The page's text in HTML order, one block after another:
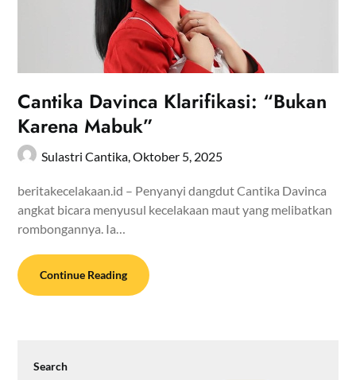
Cantika Davinca Klarifikasi: “Bukan
Karena Mabuk”
Sulastri Cantika,Oktober 5, 2025
beritakecelakaan.id – Penyanyi dangdut Cantika Davinca
angkat bicara menyusul kecelakaan maut yang melibatkan
rombongannya. Ia…
Continue Reading
Search